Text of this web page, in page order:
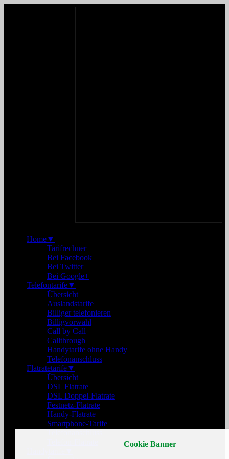
Home▼
Tarifrechner
Bei Facebook
Bei Twitter
Bei Google+
Telefontarife▼
Übersicht
Auslandstarife
Billiger telefonieren
Billigvorwahl
Call by Call
Callthrough
Handytarife ohne Handy
Telefonanschluss
Flatratetarife▼
Übersicht
DSL Flatrate
DSL Doppel-Flatrate
Festnetz-Flatrate
Handy-Flatrate
Smartphone-Tarife
Cookie Banner